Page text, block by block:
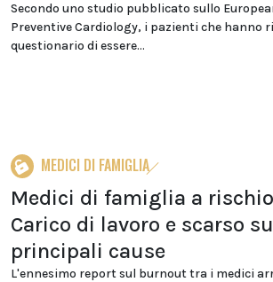
Secondo uno studio pubblicato sullo
Preventive Cardiology, i pazienti che hanno
questionario di essere...
MEDICI DI FAMIGLIA
Medici di famiglia a
Carico di lavoro e scarso
principali cause
L'ennesimo report sul burnout tra i medici